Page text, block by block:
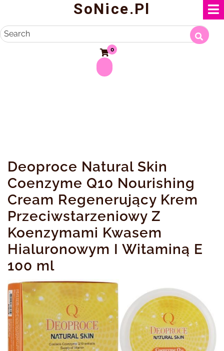
content
SoNice.pl
Search
0
Deoproce Natural Skin
Coenzyme Q10 Nourishing
Cream Regenerujący Krem ​​
Przeciwstarzeniowy Z
Koenzymami Kwasem
Hialuronowym I Witaminą E
100 ml